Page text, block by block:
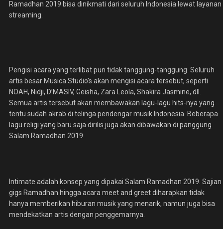
Ramadhan 2019 bisa dinikmati dari seluruh Indonesia lewat layanan
streaming.
Pengisi acara yang terlibat pun tidak tanggung-tanggung. Seluruh
artis besar Musica Studio’s akan mengisi acara tersebut, seperti
NOAH, Nidji, D’MASIV, Geisha, Zara Leola, Shakira Jasmine, dll.
Semua artis tersebut akan membawakan lagu-lagu hits-nya yang
tentu sudah akrab di telinga pendengar musik Indonesia. Beberapa
lagu religi yang baru saja dirilis juga akan dibawakan di panggung
Salam Ramadhan 2019.
Intimate adalah konsep yang dipakai Salam Ramadhan 2019. Sajian
gigs Ramadhan hingga acara meet and greet diharapkan tidak
hanya memberikan hiburan musik yang menarik, namun juga bisa
mendekatkan artis dengan penggemarnya.